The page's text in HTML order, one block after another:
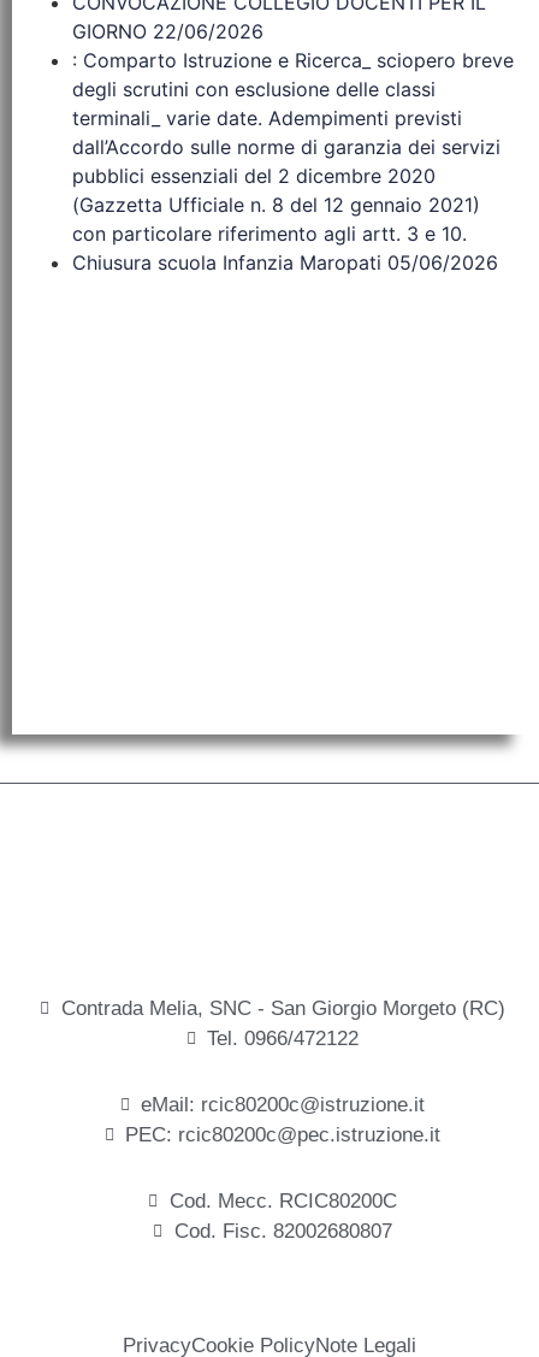
GIORNO 22/06/2026
: Comparto Istruzione e Ricerca_ sciopero breve
degli scrutini con esclusione delle classi
terminali_ varie date. Adempimenti previsti
dall’Accordo sulle norme di garanzia dei servizi
pubblici essenziali del 2 dicembre 2020
(Gazzetta Ufficiale n. 8 del 12 gennaio 2021)
con particolare riferimento agli artt. 3 e 10.
Chiusura scuola Infanzia Maropati 05/06/2026
Contrada Melia, SNC - San Giorgio Morgeto (RC)
Tel. 0966/472122
eMail: rcic80200c@istruzione.it
PEC: rcic80200c@pec.istruzione.it
Cod. Mecc. RCIC80200C
Cod. Fisc. 82002680807
PrivacyCookie PolicyNote Legali